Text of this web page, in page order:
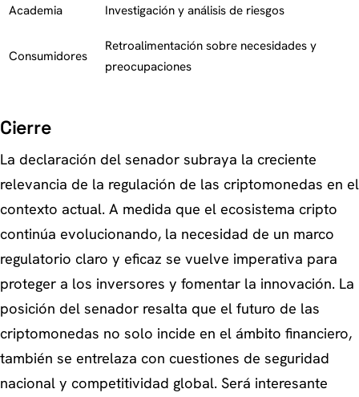
Academia Investigación y análisis de riesgos
Consumidores
Retroalimentación sobre necesidades y
preocupaciones
Cierre
La declaración del senador subraya la creciente
relevancia de la regulación de las criptomonedas en el
contexto actual. A medida que el ecosistema cripto
continúa evolucionando, la necesidad de un marco
regulatorio claro y eficaz se vuelve imperativa para
proteger a los inversores y fomentar la innovación. La
posición del senador resalta que el futuro de las
criptomonedas no solo incide en el ámbito financiero,
también se entrelaza con cuestiones de seguridad
nacional y competitividad global. Será interesante